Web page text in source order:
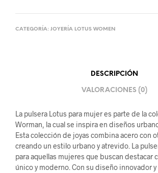
CATEGORÍA: JOYERÍA LOTUS WOMEN
DESCRIPCIÓN
VALORACIONES (0)
La pulsera Lotus para mujer es parte de la
Worman, la cual se inspira en diseños
Esta colección de joyas combina acero con
creando un estilo urbano y atrevido. La
para aquellas mujeres que buscan destacar
único y moderno. Con su diseño innovador